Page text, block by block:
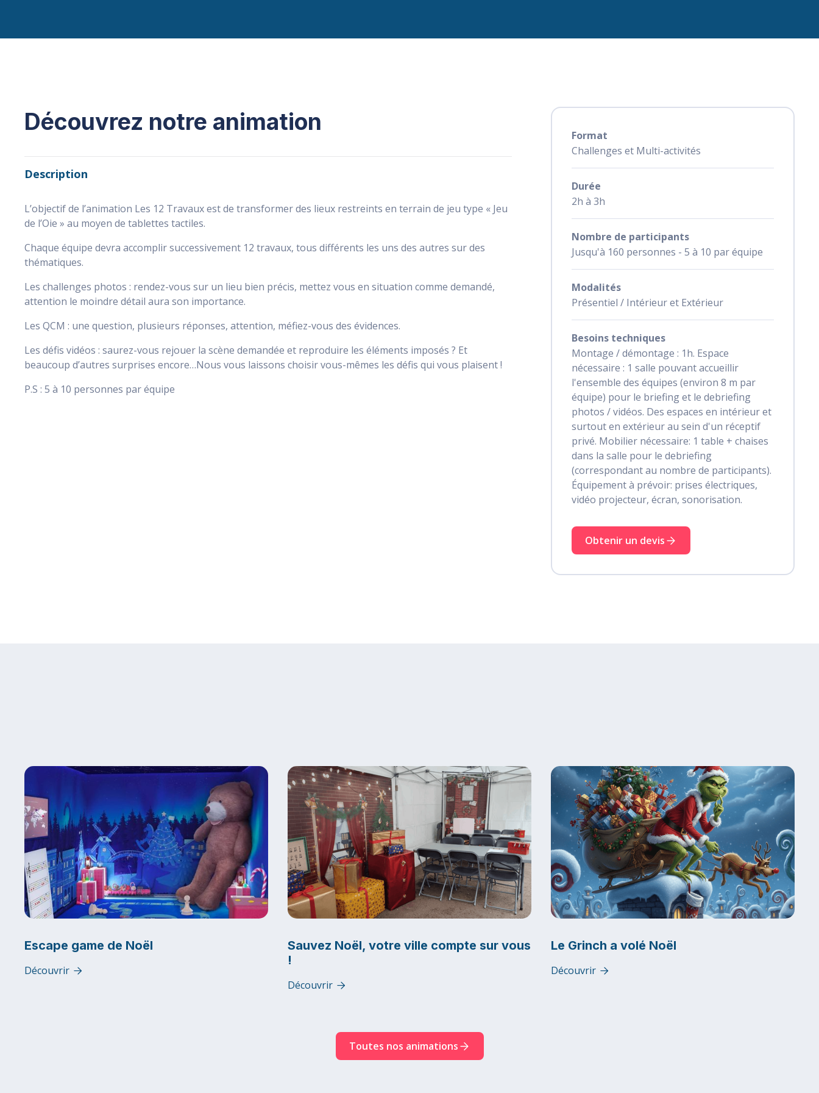
Découvrez notre animation
Description
L’objectif de l’animation Les 12 Travaux est de transformer des lieux restreints en terrain de jeu type « Jeu
de l’Oie » au moyen de tablettes tactiles.
Chaque équipe devra accomplir successivement 12 travaux, tous différents les uns des autres sur des
thématiques.
Les challenges photos : rendez-vous sur un lieu bien précis, mettez vous en situation comme demandé,
attention le moindre détail aura son importance.
Les QCM : une question, plusieurs réponses, attention, méfiez-vous des évidences.
Les défis vidéos : saurez-vous rejouer la scène demandée et reproduire les éléments imposés ? Et
beaucoup d’autres surprises encore…Nous vous laissons choisir vous-mêmes les défis qui vous plaisent !
P.S : 5 à 10 personnes par équipe
Format
Challenges et Multi-activités
Durée
2h à 3h
Nombre de participants
Jusqu'à 160 personnes - 5 à 10 par équipe
Modalités
Présentiel / Intérieur et Extérieur
Besoins techniques
Montage / démontage : 1h. Espace
nécessaire : 1 salle pouvant accueillir
l'ensemble des équipes (environ 8 m par
équipe) pour le briefing et le debriefing
photos / vidéos. Des espaces en intérieur et
surtout en extérieur au sein d'un réceptif
privé. Mobilier nécessaire: 1 table + chaises
dans la salle pour le debriefing
(correspondant au nombre de participants).
Équipement à prévoir: prises électriques,
vidéo projecteur, écran, sonorisation.
Obtenir un devis
Escape game de Noël
Découvrir 
Sauvez Noël, votre ville compte sur vous
!
Découvrir 
Le Grinch a volé Noël
Découvrir 
Toutes nos animations